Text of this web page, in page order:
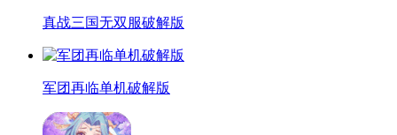
真战三国无双服破解版
军团再临单机破解版